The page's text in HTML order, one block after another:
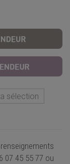
sélection
07 45 55 77 ou